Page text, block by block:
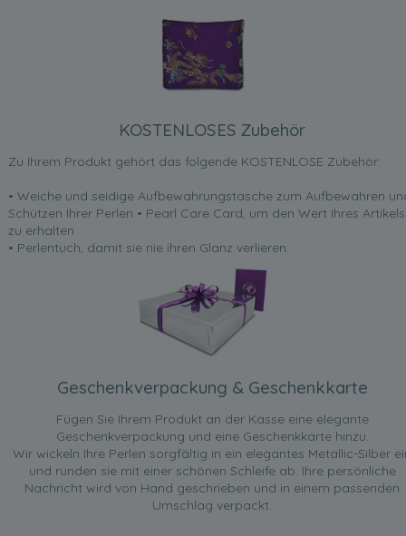
KOSTENLOSES Zubehör
Zu Ihrem Produkt gehört das folgende KOSTENLOSE Zubehör:
• Weiche und seidige Aufbewahrungstasche zum Aufbewahren
Schützen Ihrer Perlen • Pearl Care Card, um den Wert Ihres Artikels
zu erhalten
• Perlentuch, damit sie nie ihren Glanz verlieren.
Geschenkverpackung & Geschenkkarte
Fügen Sie Ihrem Produkt an der Kasse eine elegante
Geschenkverpackung und eine Geschenkkarte hinzu.
Wir wickeln Ihre Perlen sorgfältig in ein elegantes Metallic-Silber
und runden sie mit einer schönen Schleife ab. Ihre persönliche
Nachricht wird von Hand geschrieben und in einem passenden
Umschlag verpackt.